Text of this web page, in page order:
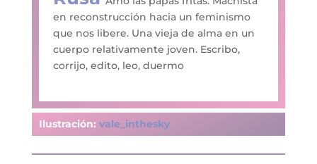
en reconstrucción hacia un feminismo
que nos libere. Una vieja de alma en un
cuerpo relativamente joven. Escribo,
corrijo, edito, leo, duermo
Ilustración: vale_inthesky